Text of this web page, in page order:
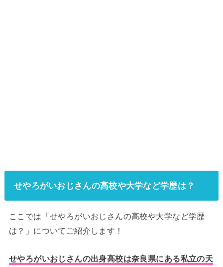
せやろがいおじさんの高校や大学など学歴は？
ここでは「せやろがいおじさんの高校や大学など学歴
は？」についてご紹介します！
せやろがいおじさんの出身高校は奈良県にある私立の天